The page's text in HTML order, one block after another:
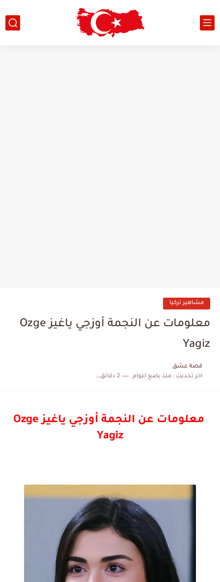
مشاهير تركيا
معلومات عن النجمة أوزجي ياغيز Ozge
Yagiz
قصة عشق
اخر تحديث :منذ بضع اعوام 2 دقائق للقراءة
معلومات عن النجمة أوزجي ياغيز Ozge
Yagiz